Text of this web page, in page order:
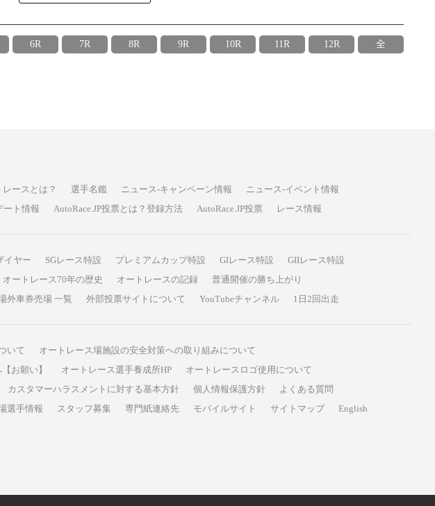
6R 7R 8R 9R 10R 11R 12R 全
レースとは？ 選手名鑑 ニュース-キャンペーン情報
ニュース-イベント情報
ート情報 AutoRace.JP投票とは？登録方法 AutoRace.JP投票 レース情報
イヤー SGレース特設 プレミアムカップ特設 GIレース特設
GIIレース特設
オートレース70年の歴史 オートレースの記録
普通開催の勝ち上がり
外車券売場 一覧 外部投票サイトについて YouTubeチャンネル 1日2回出走
いて
オートレース場施設の安全対策への取り組みについて
お願い】
オートレース選手養成所HP
オートレースロゴ使用について
カスタマーハラスメントに対する基本方針 個人情報保護方針
よくある質問
選手情報 スタッフ募集 専門紙連絡先 モバイルサイト サイトマップ English